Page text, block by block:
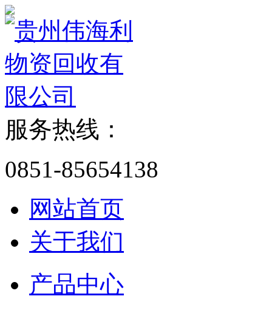
服务热线：
0851-85654138
网站首页
关于我们
产品中心